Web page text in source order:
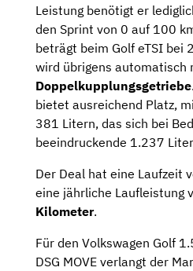
Leistung benötigt er
den Sprint von 0 auf 100
beträgt beim Golf eTSI bei
wird übrigens automatisch
Doppelkupplungsgetriebe
bietet ausreichend Platz,
381 Litern, das sich bei
beeindruckende 1.237
Der Deal hat eine Laufzeit
eine jährliche Laufleistung
Kilometer.
Für den Volkswagen Golf
DSG MOVE verlangt der